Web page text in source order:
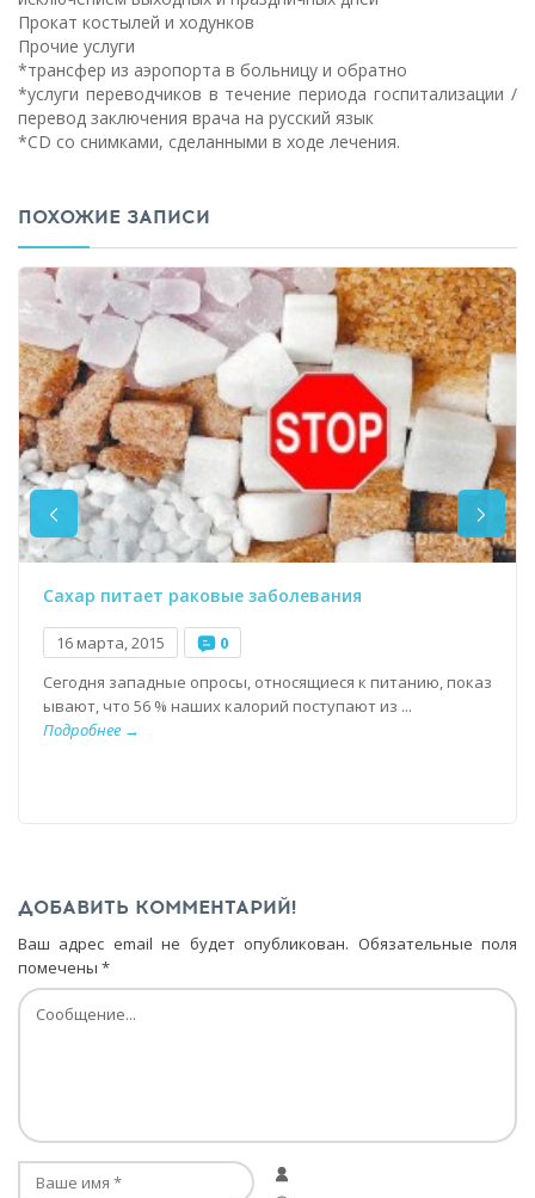
Прокат костылей и ходунков
Прочие услуги
*трансфер из аэропорта в больницу и обратно
*услуги переводчиков в течение периода госпитализации /
перевод заключения врача на русский язык
*CD со снимками, сделанными в ходе лечения.
ПОХОЖИЕ ЗАПИСИ
Сахар питает раковые заболевания
16 марта, 2015
0
Сегодня западные опросы, относящиеся к питанию, показ
ывают, что 56 % наших калорий поступают из ...
Подробнее →
ДОБАВИТЬ КОММЕНТАРИЙ!
Ваш адрес email не будет опубликован. Обязательные поля
помечены *